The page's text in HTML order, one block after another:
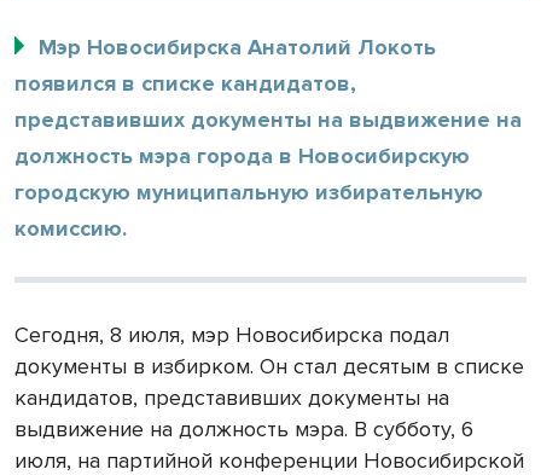
Мэр Новосибирска Анатолий Локоть
появился в списке кандидатов,
представивших документы на выдвижение на
должность мэра города в Новосибирскую
городскую муниципальную избирательную
комиссию.
Сегодня, 8 июля, мэр Новосибирска подал
документы в избирком. Он стал десятым в списке
кандидатов, представивших документы на
выдвижение на должность мэра. В субботу, 6
июля, на партийной конференции Новосибирской